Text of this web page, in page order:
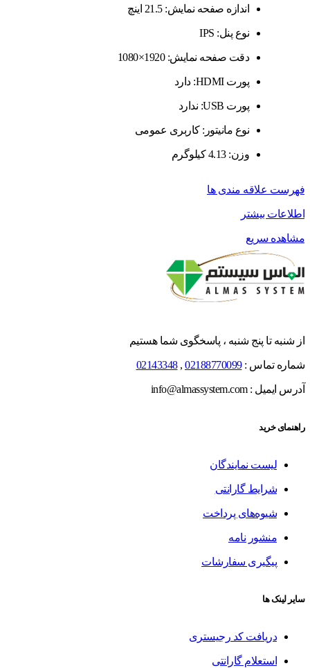
اندازه صفحه نمایش: 21.5 اینچ
نوع پنل: IPS
دقت صفحه نمایش: 1920×1080
پورت HDMI: دارد
پورت USB: ندارد
نوع مانیتور: کاربری عمومی
وزن: 4.13 کیلوگرم
فهرست علاقه مندی ها
اطلاعات بیشتر
مشاهده سریع
از شنبه تا پنج شنبه ، پاسخگوی شما هستیم
شماره تماس :02188770099
,
02143348
آدرس ایمیل : info@almassystem.com
راهنمای خرید
لیست نمایندگان
شرایط گارانتی
شیوه‌های پرداخت
منشور نامه
پیگیری سفارشات
سایر لینک ها
دریافت کد رجیستری
استعلام گارانتی